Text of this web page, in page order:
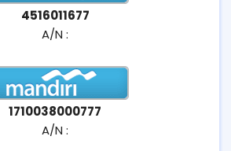
4516011677
A/N :
1710038000777
A/N :